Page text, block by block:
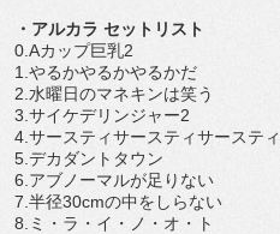
・アルカラ セットリスト
0.Aカップ巨乳2
1.やるかやるかやるかだ
2.水曜日のマネキンは笑う
3.サイケデリンジャー2
4.サースティサースティサーステ
5.デカダントタウン
6.アブノーマルが足りない
7.半径30cmの中をしらない
8.ミ・ラ・イ・ノ・オ・ト